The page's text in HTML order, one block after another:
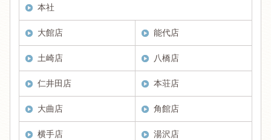
本社
大館店 能代店
土崎店 八橋店
仁井田店 本荘店
大曲店 角館店
横手店 湯沢店